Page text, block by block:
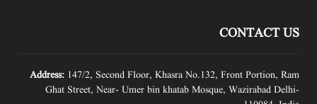
CONTACT US
Address: 147/2, Second Floor, Khasra No.132, Front Portion, Ram
Ghat Street, Near- Umer bin khatab Mosque, Wazirabad Delhi-